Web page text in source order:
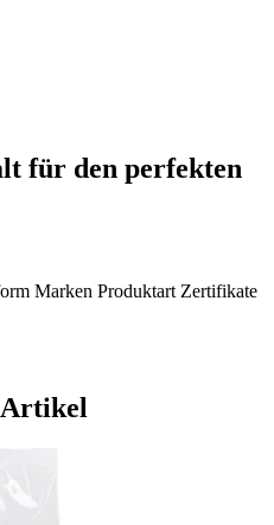
für den perfekten
Marken Produktart Zertifikate